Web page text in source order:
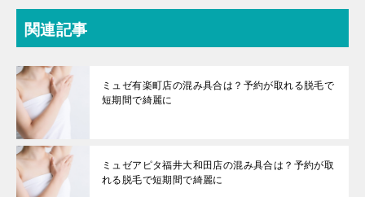
関連記事
ミュゼ有楽町店の混み具合は？予約が取れる脱毛で
短期間で綺麗に
ミュゼアピタ福井大和田店の混み具合は？予約が取
れる脱毛で短期間で綺麗に